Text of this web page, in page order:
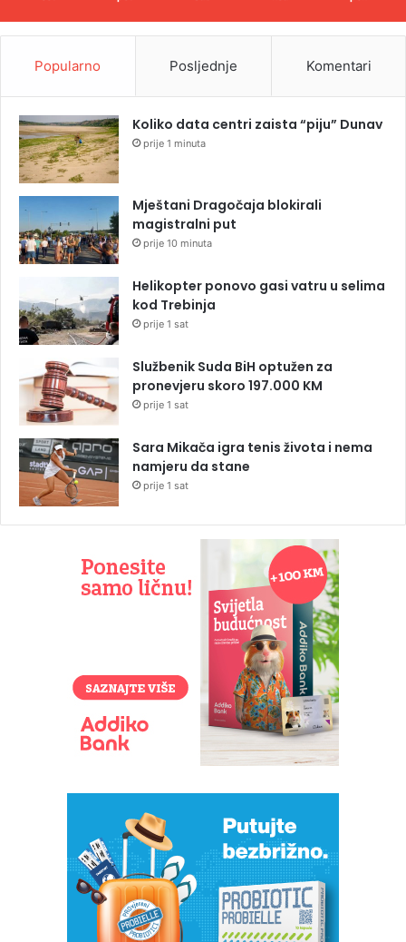
Popularno Posljednje Komentari
Koliko data centri zaista “piju” Dunav
prije 1 minuta
Mještani Dragočaja blokirali
magistralni put
prije 10 minuta
Helikopter ponovo gasi vatru u selima
kod Trebinja
prije 1 sat
Službenik Suda BiH optužen za
pronevjeru skoro 197.000 KM
prije 1 sat
Sara Mikača igra tenis života i nema
namjeru da stane
prije 1 sat